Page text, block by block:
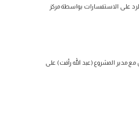
على الاستفسارات بواسطة مركز
عبد الله رأفت) على